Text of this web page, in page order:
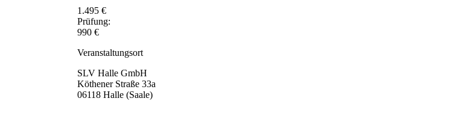
1.495 €
Prüfung:
990 €
Veranstaltungsort
SLV Halle GmbH
Köthener Straße 33a
06118 Halle (Saale)